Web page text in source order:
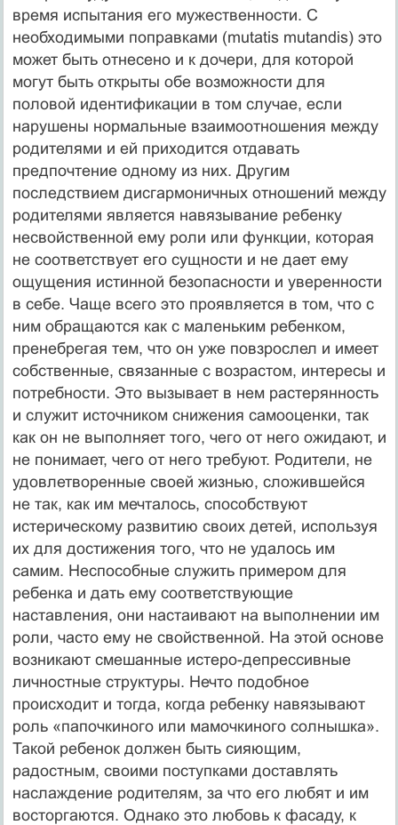
время испытания его мужественности. С
необходимыми поправками (mutatis mutandis) это
может быть отнесено и к дочери, для которой
могут быть открыты обе возможности для
половой идентификации в том случае, если
нарушены нормальные взаимоотношения между
родителями и ей приходится отдавать
предпочтение одному из них. Другим
последствием дисгармоничных отношений между
родителями является навязывание ребенку
несвойственной ему роли или функции, которая
не соответствует его сущности и не дает ему
ощущения истинной безопасности и уверенности
в себе. Чаще всего это проявляется в том, что с
ним обращаются как с маленьким ребенком,
пренебрегая тем, что он уже повзрослел и имеет
собственные, связанные с возрастом, интересы и
потребности. Это вызывает в нем растерянность
и служит источником снижения самооценки, так
как он не выполняет того, чего от него ожидают, и
не понимает, чего от него требуют. Родители, не
удовлетворенные своей жизнью, сложившейся
не так, как им мечталось, способствуют
истерическому развитию своих детей, используя
их для достижения того, что не удалось им
самим. Неспособные служить примером для
ребенка и дать ему соответствующие
наставления, они настаивают на выполнении им
роли, часто ему не свойственной. На этой основе
возникают смешанные истеро-депрессивные
личностные структуры. Нечто подобное
происходит и тогда, когда ребенку навязывают
роль «папочкиного или мамочкиного солнышка».
Такой ребенок должен быть сияющим,
радостным, своими поступками доставлять
наслаждение родителям, за что его любят и им
восторгаются. Однако это любовь к фасаду, к